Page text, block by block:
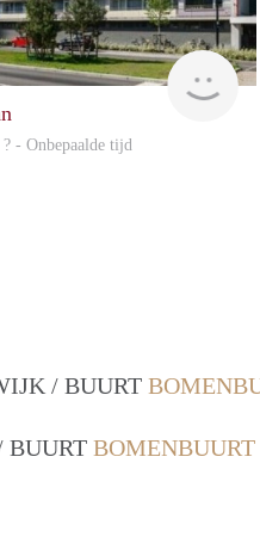
? - Onbepaalde tijd
/ BUURT
BUURT